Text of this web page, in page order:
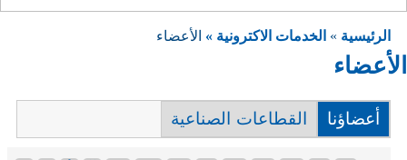
الرئيسية » الخدمات الاكترونية » الأعضاء
الأعضاء
أعضاؤنا القطاعات الصناعية